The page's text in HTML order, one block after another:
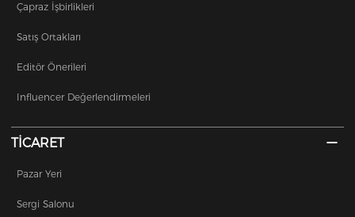
Çapraz İşbirlikleri
Satış Ortakları
Editör Önerileri
Influencer Değerlendirmeleri
TİCARET
Pazar Yeri
Sergi Salonu